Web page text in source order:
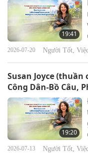
19:41
2026-07-20 Người Tốt,
Susan Joyce (thuần
Công Dân-Bồ Câu,
19:20
2026-07-13 Người Tốt,